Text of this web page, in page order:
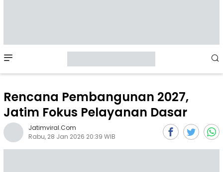
Menu
Rencana Pembangunan 2027,
Jatim Fokus Pelayanan Dasar
Jatimviral.com
Rabu, 28 Jan 2026 20:39 WIB